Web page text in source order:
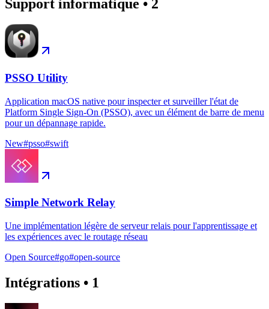
Support informatique • 2
PSSO Utility
Application macOS native pour inspecter et surveiller l'état de
Platform Single Sign-On (PSSO), avec un élément de barre de menu
pour un dépannage rapide.
New#psso#swift
Simple Network Relay
Une implémentation légère de serveur relais pour l'apprentissage et
les expériences avec le routage réseau
Open Source#go#open-source
Intégrations • 1